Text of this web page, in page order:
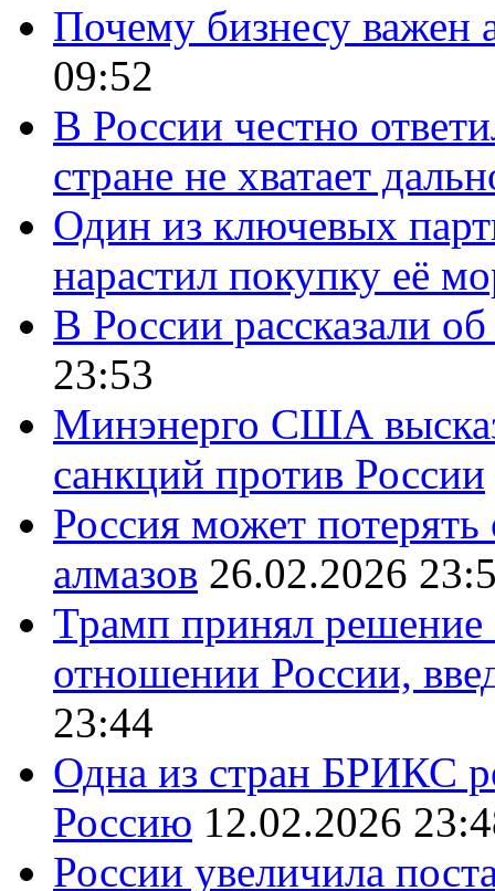
Почему бизнесу важен
09:52
В России честно
стране не хватает
Один из ключевых
нарастил покупку её
В России рассказали
23:53
Минэнерго США
санкций против России
Россия может
алмазов 26.02.2026
Трамп принял решение
отношении России,
23:44
Одна из стран БРИКС
Россию 12.02.2026
России увеличила